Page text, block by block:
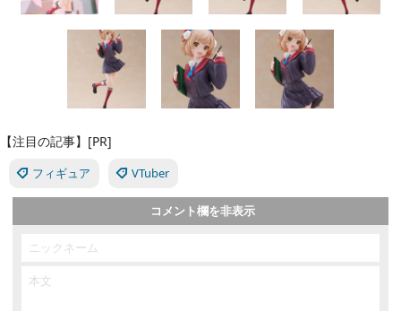
【注目の記事】[PR]
フィギュア VTuber
コメント欄を非表示